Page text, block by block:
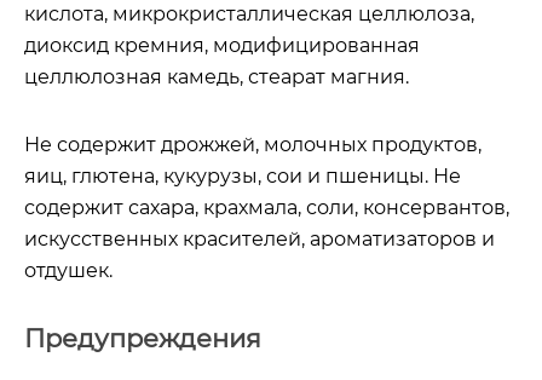
кислота, микрокристаллическая целлюлоза,
диоксид кремния, модифицированная
целлюлозная камедь, стеарат магния.
Не содержит дрожжей, молочных продуктов,
яиц, глютена, кукурузы, сои и пшеницы. Не
содержит сахара, крахмала, соли, консервантов,
искусственных красителей, ароматизаторов и
отдушек.
Предупреждения